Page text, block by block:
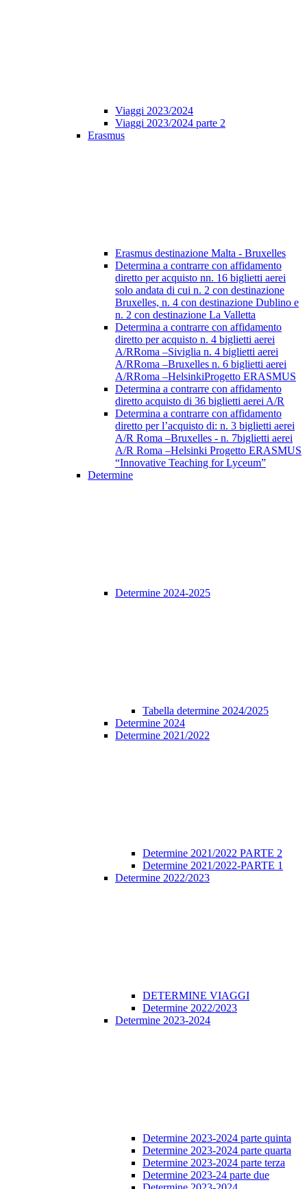
Viaggi 2023/2024
Viaggi 2023/2024 parte 2
Erasmus
Erasmus destinazione Malta - Bruxelles
Determina a contrarre con affidamento
diretto per acquisto nn. 16 biglietti aerei
solo andata di cui n. 2 con destinazione
Bruxelles, n. 4 con destinazione Dublino e
n. 2 con destinazione La Valletta
Determina a contrarre con affidamento
diretto per acquisto n. 4 biglietti aerei
A/RRoma –Siviglia n. 4 biglietti aerei
A/RRoma –Bruxelles n. 6 biglietti aerei
A/RRoma –HelsinkiProgetto ERASMUS
Determina a contrarre con affidamento
diretto acquisto di 36 biglietti aerei A/R
Determina a contrarre con affidamento
diretto per l’acquisto di: n. 3 biglietti aerei
A/R Roma –Bruxelles - n. 7biglietti aerei
A/R Roma –Helsinki Progetto ERASMUS
“Innovative Teaching for Lyceum”
Determine
Determine 2024-2025
Tabella determine 2024/2025
Determine 2024
Determine 2021/2022
Determine 2021/2022 PARTE 2
Determine 2021/2022-PARTE 1
Determine 2022/2023
DETERMINE VIAGGI
Determine 2022/2023
Determine 2023-2024
Determine 2023-2024 parte quinta
Determine 2023-2024 parte quarta
Determine 2023-2024 parte terza
Determine 2023-24 parte due